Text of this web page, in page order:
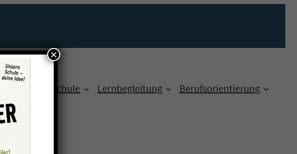
Unsere Schule Lernbegleitung Berufsorientierung
×